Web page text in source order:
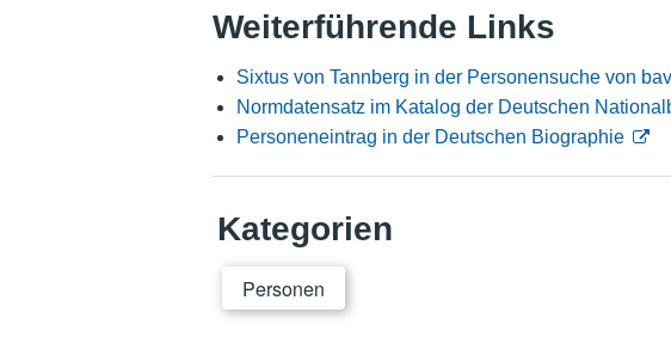
Weiterführende Links
Sixtus von Tannberg in der Personensuche von
Normdatensatz im Katalog der Deutschen
Personeneintrag in der Deutschen Biographie
Kategorien
Personen